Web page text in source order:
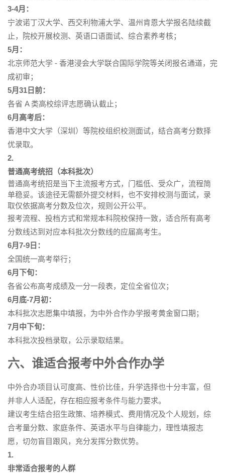
3-4月：
宁波诺丁汉大学、西交利物浦大学、温州肯恩大学报名陆续截
止，院校开展校测、英语口语面试、综合素养考核；
5月：
北京师范大学 - 香港浸会大学联合国际学院等关闭报名通道，完
成初审；
5月31日前：
各省 A 类高校综评志愿确认截止；
6月高考后：
香港中文大学（深圳）等院校组织校测面试，结合高考分数择
优录取。
2.
普通高考统招（本科批次）
普通高考统招是当下主流报考方式，门槛低、受众广，流程简
单稳妥。该途径无需额外提交材料，也不安排校测与面试，录
取仅依据高考分数及位次，规则公开公平。
报考流程、投档方式和常规本科院校保持一致，适合所有高考
分数线达到对应本科批次分数线的应届高考生。
6月7-9日：
全国统一高考举行；
6月下旬：
各省公布高考成绩及一分一段表，定位全省位次；
6月底-7月初：
本科批次志愿集中填报，为中外合作办学报考黄金窗口期；
7月中下旬：
本科批次投档录取，公示录取结果。
六、谁适合报考中外合作办学
中外合办项目认可度高、性价比佳，升学选择也十分丰富，但
并非人人适配，存在相应报考条件与能力要求。
建议考生结合招生政策、培养模式、费用情况及个人规划，综
合考量分数、家庭条件、英语水平与自律能力，理性填报志
愿，切勿盲目跟风，充分发挥分数优势。
1.
非常适合报考的人群